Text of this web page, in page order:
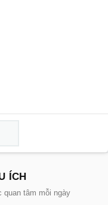
ÍCH
quan tâm mỗi ngày